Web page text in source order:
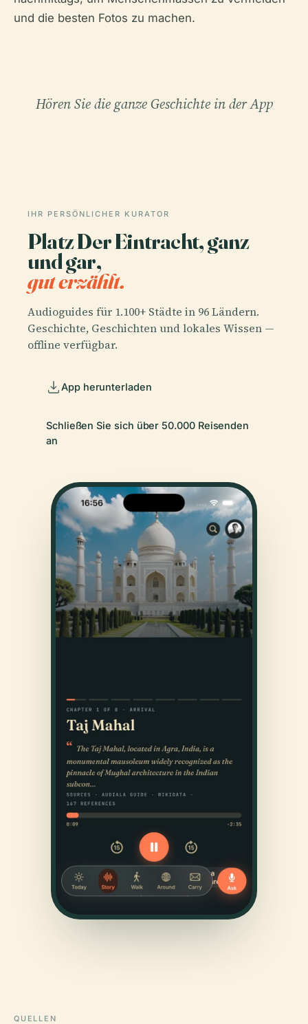
und die besten Fotos zu machen.
Hören Sie die ganze Geschichte in der App
IHR PERSÖNLICHER KURATOR
Platz Der Eintracht, ganz
und gar,
gut erzählt.
Audioguides für 1.100+ Städte in 96 Ländern.
Geschichte, Geschichten und lokales Wissen —
offline verfügbar.
App herunterladen
Schließen Sie sich über 50.000 Reisenden
an
QUELLEN